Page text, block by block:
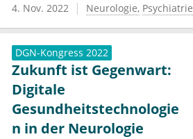
4. Nov. 2022 Neurologie Psychiatrie
DGN-Kongress 2022
Zukunft ist Gegenwart:
Digitale
Gesundheitstechnologie
n in der Neurologie